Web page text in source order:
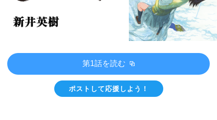
第1話を読む
ポストして応援しよう！